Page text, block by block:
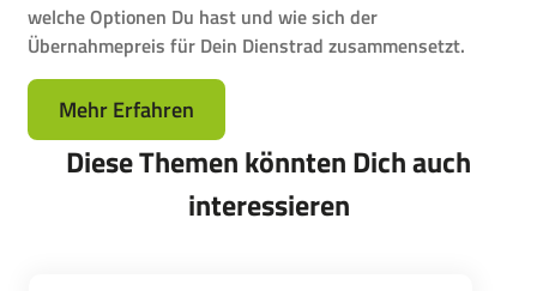
welche Optionen Du hast und wie sich der
Übernahmepreis für Dein Dienstrad zusammensetzt.
Mehr Erfahren
Diese Themen könnten Dich auch
interessieren